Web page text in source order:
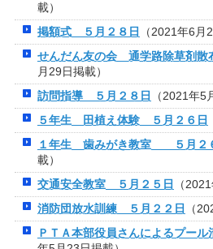
載）
掲額式 ５月２８日
（2021年6月
せんだん友の会 通学路除草剤
月29日掲載）
訪問指導 ５月２８日
（2021年5
５年生 田植え体験 ５月２６日
１年生 歯みがき教室 ５月２
載）
交通安全教室 ５月２５日
（
消防団放水訓練 ５月２２日
（
ＰＴＡ本部役員さんによるプー